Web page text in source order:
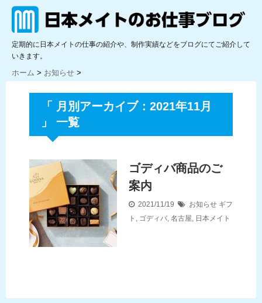
定期的に日本メイトの仕事の紹介や、制作実績などをブログにてご紹介して
いきます。
ホーム > お知らせ >
「 月別アーカイブ：2021年11月
」 一覧
ゴディバ商品のご
案内
2021/11/19 お知らせ ギフ
ト
ゴディバ 名古屋 日本メイト